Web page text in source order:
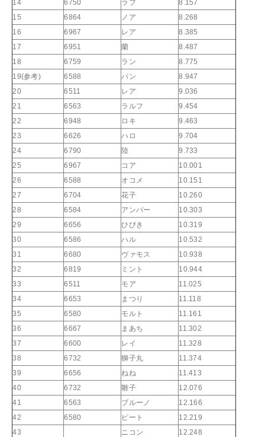
14 6750 ラフ
8.157
15
6864 ノア
8.268
16
6967 レア
8.385
17
6951 蘭
8.487
18
6759 ラン
8.775
19(参考)
6588 パン
8.947
20
6511 レア
9.036
21
6563 ラルフ
9.454
22
6948 ロキ
9.463
23
6626 ハロ
9.704
24
6790 陸
9.733
25
6967 コア
10.001
26
6588 オコメ
10.151
27
6704 花子
10.260
28
6584 アンバー
10.303
29
6656 ひびき
10.319
30
6586 ハル
10.532
31
6680 ヴァモス
10.938
32
6819 ミント
10.944
33
6511 モア
11.025
34
6653 まつり
11.118
35
6580 モルト
11.161
36
6667 まあち
11.302
37
6600 レイ
11.328
38
6732 獅子丸
11.374
39
6656 ねね
11.413
40
6732 雛子
12.076
41
6563 ブルーノ
12.166
42
6580 ピート
12.219
43
ニコン
12.248